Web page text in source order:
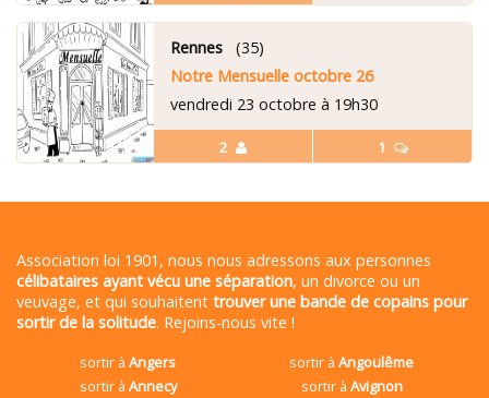
2 1
Rennes(35)
Notre Mensuelle octobre 26
vendredi 23 octobre à 19h30
Association loi 1901, nous nous adressons aux personnes
célibataires ayant vécu une séparation, un divorce ou un
veuvage, et qui souhaitent trouver une bande de copains pour
sortir de la solitude. Rejoins-nous vite !
sortir àAngers sortir àAngoulême
sortir à Annecy sortir à Avignon